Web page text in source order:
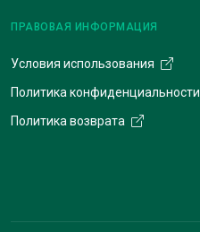
ПРАВОВАЯ ИНФОРМАЦИЯ
Условия использования
Политика конфиденциальности
Политика возврата